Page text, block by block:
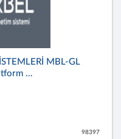
MBL-GL
...
98397